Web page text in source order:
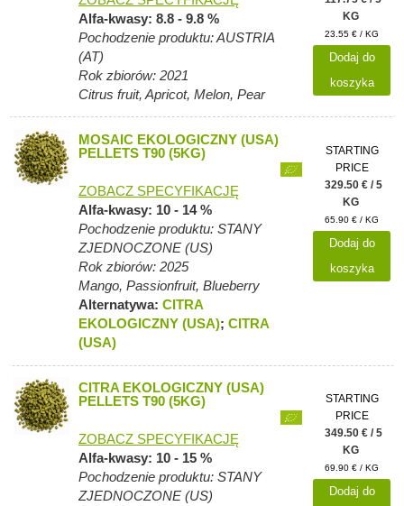
Alfa-kwasy: 8.8 - 9.8 %
Pochodzenie produktu: AUSTRIA
(AT)
Rok zbiorów: 2021
Citrus fruit, Apricot, Melon, Pear
KG
23.55 € / KG
Dodaj do
koszyka
MOSAIC EKOLOGICZNY (USA)
PELLETS T90 (5KG)
ZOBACZ SPECYFIKACJĘ
Alfa-kwasy: 10 - 14 %
Pochodzenie produktu: STANY
ZJEDNOCZONE (US)
Rok zbiorów: 2025
Mango, Passionfruit, Blueberry
Alternatywa: CITRA
EKOLOGICZNY (USA); CITRA
(USA)
STARTING
PRICE
329.50 € / 5
KG
65.90 € / KG
Dodaj do
koszyka
CITRA EKOLOGICZNY (USA)
PELLETS T90 (5KG)
ZOBACZ SPECYFIKACJĘ
Alfa-kwasy: 10 - 15 %
Pochodzenie produktu: STANY
ZJEDNOCZONE (US)
STARTING
PRICE
349.50 € / 5
KG
69.90 € / KG
Dodaj do